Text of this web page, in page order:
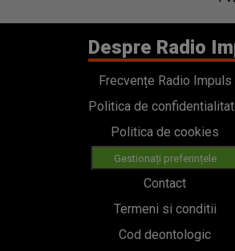
Despre Radio
Frecvențe Radio Impuls
Politica de
Politica de cookies
Gestionați preferințele
Contact
Termeni si conditii
Cod deontologic